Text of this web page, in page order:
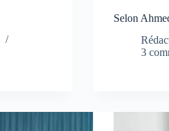
Selon
3